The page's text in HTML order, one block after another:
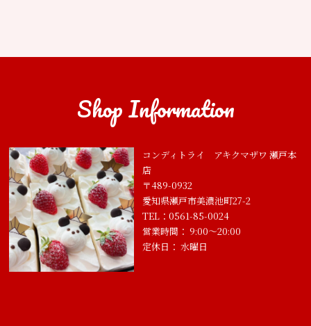
Shop Information
コンディトライ アキクマザワ 瀬戸本
店
〒489-0932
愛知県瀬戸市美濃池町27-2
TEL：0561-85-0024
営業時間： 9:00～20:00
定休日： 水曜日